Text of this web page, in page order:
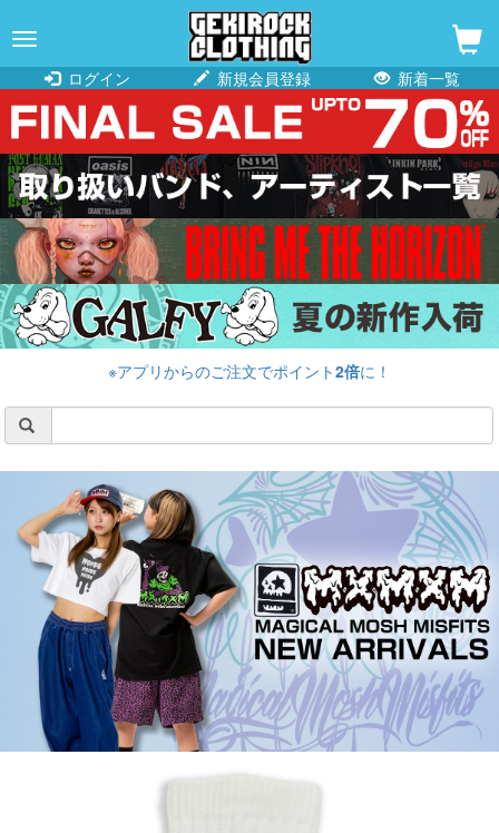
navigation
ログイン
新規会員登録 新着一覧
※アプリからのご注文でポイント2倍に！